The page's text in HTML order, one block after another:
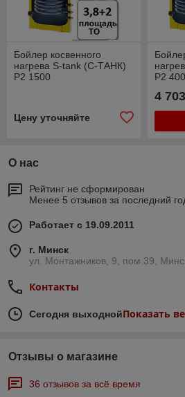
Бойлер косвенного
нагрева S-tank (С-ТАНК)
P2 1500
Цену уточняйте
P2 400
4 703
О нас
Рейтинг не сформирован
Менее 5 отзывов за последний
Работает с 19.09.2011
г. Минск
ул. Монтажников, 9, пом.39,
Контакты
Сегодня выходнойПоказать
Отзывы о магазине
36 отзывов за всё время